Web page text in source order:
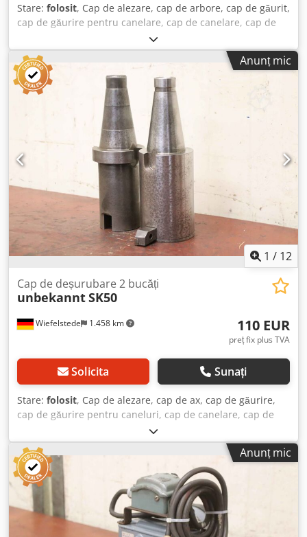
Stare: folosit, Cap de alezare, cap de arbore, cap de găurit,
cap de găurire pentru canelare, cap de canelare, cap de
găurit cu arbore, cap de alezare, unealtă de arbore -
Prindere: SK40 - Prindere unealtă de găurit: 10 mm Dcedjc
Ih Rtepfx Af Ajk - Cantitate: 1x unelte de arbore disponibile
- Greutate: 3 kg
Anunț mic
1 / 12
Wiefelstede 1.458 km
Cap de deșurubare 2 bucăți
unbekanntSK50
110 EUR
preț fix plus TVA
Solicita Sunați
Stare: folosit, Cap de alezare, cap de ax, cap de găurire,
cap de găurire pentru caneluri, cap de canelare, cap de
găurire axială, cap de alezare, unealtă de ax, cap plan-
paralel și de alezare Dcjdpsvahfcjfx Af Aok - Cap de
alezare: prindere SK50, 2 bucăți - Prindere unealtă: vezi
poze - Dimensiuni arbore: Ø 99 x 150 mm / Ø 79 x 130 mm
- Preț/livrare: complet - Dimensiuni transport:
300/210/H100 mm - Greutate totală: 19,1 kg
Anunț mic